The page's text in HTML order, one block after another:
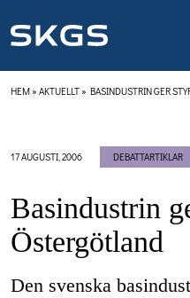
HEM» AKTUELLT» BASINDUSTRIN GER
17 AUGUSTI, 2006 DEBATTARTIKLAR
Basindustrin
Östergötland
Den svenska